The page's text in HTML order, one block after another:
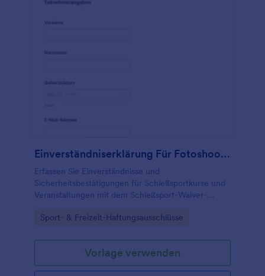
Einverständniserklärung Für Fotoshootings Waiver
Erfassen Sie Einverständnisse und
Sicherheitsbestätigungen für Schießsportkurse und
Veranstaltungen mit dem Schießsport-Waiver-
Formularantworten zur sicheren Organisation der
Go to Category:
Sport- & Freizeit-Haftungsausschlüsse
Vorlage verwenden